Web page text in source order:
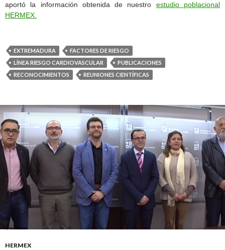
aportó la información obtenida de nuestro estudio poblacional
HERMEX.
EXTREMADURA
FACTORES DE RIESGO
LÍNEA RIESGO CARDIOVASCULAR
PUBLICACIONES
RECONOCIMIENTOS
REUNIONES CIENTÍFICAS
HERMEX